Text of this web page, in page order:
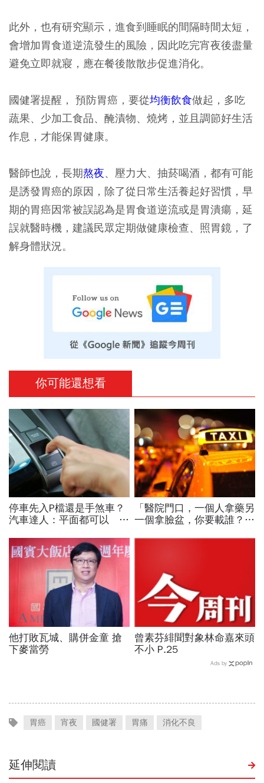
此外，也有研究顯示，進食到睡眠的間隔時間太短，
會增加胃食道逆流發生的風險，因此吃完宵夜後盡量
避免立即就寢 ，應在餐後散散步促進消化。
國健署提醒， 預防胃癌，要從均衡飲食做起，多吃
蔬果、少加工食品、醃漬物、燒烤，並且調節好生活
作息，才能保胃健康。
醫師也說，長期熬夜、壓力大、抽菸喝酒，都有可能
是誘發胃癌的原因，除了從日常生活養起好習慣，早
期的胃癌因常被誤認為是胃食道逆流或是胃潰瘍，延
誤就醫時機，建議民眾定期做健康檢查、照胃鏡，了
解身體狀況。
你可能還想看
停車先入P檔還是手煞車？
汽車達人：平面都可以 斜
「醫院門口，一個人拿藥另
一個拿臉盆，你要載誰？」
他打敗瓦城、購併金童 搶
下麥當勞
曾素芬緋聞對象林命嘉來頭
不小 P.25
Ads by
胃癌 宵夜 國健署 胃痛 消化不良
延伸閱讀